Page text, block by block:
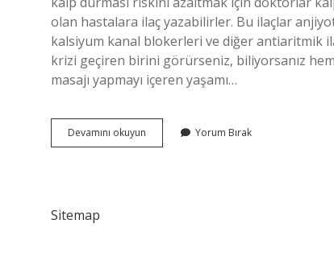
olan hastalara ilaç yazabilirler. Bu ilaçlar
kalsiyum kanal blokerleri ve diğer antiaritmik
krizi geçiren birini görürseniz, biliyorsanız
masajı yapmayı içeren yaşamı…
Devamını okuyun
Duran
Yorum Bırak
Sitemap